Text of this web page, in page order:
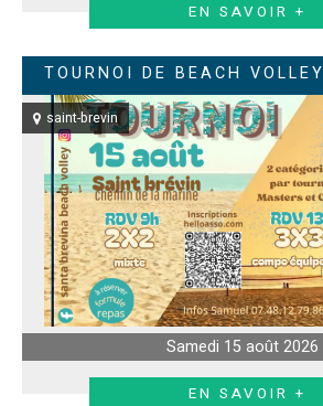
EN SAVOIR +
TOURNOI DE BEACH VOLLEY
saint-brevin
Samedi 15 août 2026
EN SAVOIR +